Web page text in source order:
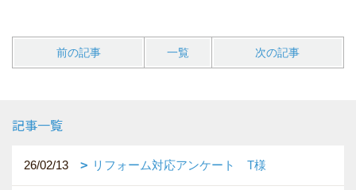
前の記事 一覧 次の記事
記事一覧
26/02/13 リフォーム対応アンケート T様